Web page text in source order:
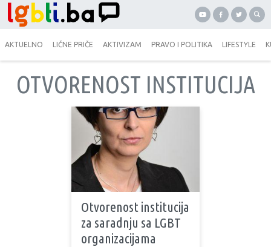
AKTUELNO LIČNE PRIČE AKTIVIZAM PRAVO I POLITIKA LIFESTYLE
OTVORENOST INSTITUCIJA
Otvorenost institucija
za saradnju sa LGBT
organizacijama